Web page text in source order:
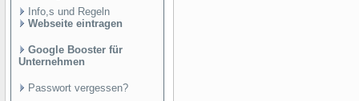
Info,s und Regeln
Webseite eintragen
Google Booster für
Unternehmen
Passwort vergessen?